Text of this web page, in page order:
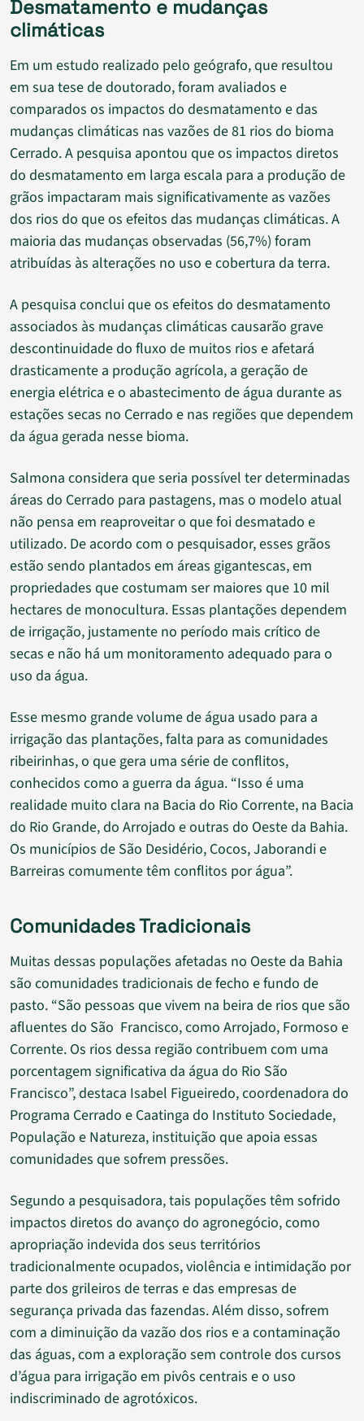
Desmatamento e mudanças
climáticas
Em um estudo realizado pelo geógrafo, que resultou
em sua tese de doutorado, foram avaliados e
comparados os impactos do desmatamento e das
mudanças climáticas nas vazões de 81 rios do bioma
Cerrado. A pesquisa apontou que os impactos diretos
do desmatamento em larga escala para a produção de
grãos impactaram mais significativamente as vazões
dos rios do que os efeitos das mudanças climáticas. A
maioria das mudanças observadas (56,7%) foram
atribuídas às alterações no uso e cobertura da terra.
A pesquisa conclui que os efeitos do desmatamento
associados às mudanças climáticas causarão grave
descontinuidade do fluxo de muitos rios e afetará
drasticamente a produção agrícola, a geração de
energia elétrica e o abastecimento de água durante as
estações secas no Cerrado e nas regiões que dependem
da água gerada nesse bioma.
Salmona considera que seria possível ter determinadas
áreas do Cerrado para pastagens, mas o modelo atual
não pensa em reaproveitar o que foi desmatado e
utilizado. De acordo com o pesquisador, esses grãos
estão sendo plantados em áreas gigantescas, em
propriedades que costumam ser maiores que 10 mil
hectares de monocultura. Essas plantações dependem
de irrigação, justamente no período mais crítico de
secas e não há um monitoramento adequado para o
uso da água.
Esse mesmo grande volume de água usado para a
irrigação das plantações, falta para as comunidades
ribeirinhas, o que gera uma série de conflitos,
conhecidos como a guerra da água. “Isso é uma
realidade muito clara na Bacia do Rio Corrente, na Bacia
do Rio Grande, do Arrojado e outras do Oeste da Bahia.
Os municípios de São Desidério, Cocos, Jaborandi e
Barreiras comumente têm conflitos por água”.
Comunidades Tradicionais
Muitas dessas populações afetadas no Oeste da Bahia
são comunidades tradicionais de fecho e fundo de
pasto. “São pessoas que vivem na beira de rios que são
afluentes do São Francisco, como Arrojado, Formoso e
Corrente. Os rios dessa região contribuem com uma
porcentagem significativa da água do Rio São
Francisco”, destaca Isabel Figueiredo, coordenadora do
Programa Cerrado e Caatinga do Instituto Sociedade,
População e Natureza, instituição que apoia essas
comunidades que sofrem pressões.
Segundo a pesquisadora, tais populações têm sofrido
impactos diretos do avanço do agronegócio, como
apropriação indevida dos seus territórios
tradicionalmente ocupados, violência e intimidação por
parte dos grileiros de terras e das empresas de
segurança privada das fazendas. Além disso, sofrem
com a diminuição da vazão dos rios e a contaminação
das águas, com a exploração sem controle dos cursos
d’água para irrigação em pivôs centrais e o uso
indiscriminado de agrotóxicos.